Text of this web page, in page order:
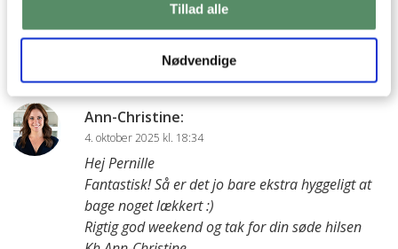
Tillad alle
Nødvendige
Vi har lige bagt dem i dag og dommen fra den 8-årige lyder:
Manner de er gode. Dem skal vi bare noget mere!
besvar
Ann-Christine:
4. oktober 2025 kl. 18:34
Hej Pernille
Fantastisk! Så er det jo bare ekstra hyggeligt at
bage noget lækkert :)
Rigtig god weekend og tak for din søde hilsen